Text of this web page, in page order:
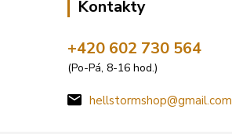
Kontakty
+420 602 730 564
(Po-Pá, 8-16 hod.)
hellstormshop@gmail.com